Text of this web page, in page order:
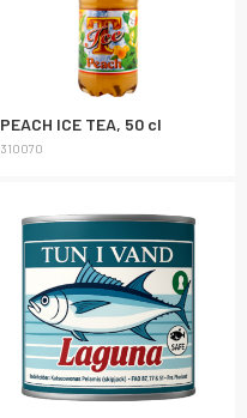
PEACH ICE TEA, 50 cl
310070